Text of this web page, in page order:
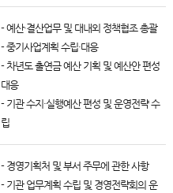
- 예산·결산업무 및 대내외 정책협조 총괄
- 중기사업계획 수립·대응
- 차년도 출연금 예산 기획 및 예산안 편성
대응
- 기관 수지·실행예산 편성 및 운영전략 수
립
- 경영기획처 및 부서 주무에 관한 사항
- 기관 업무계획 수립 및 경영전략회의 운